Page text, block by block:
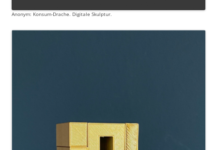
Anonym: Konsum-Drache. Digitale Skulptur.